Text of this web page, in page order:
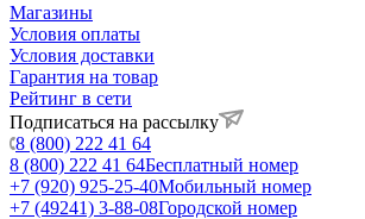
Магазины
Условия оплаты
Условия доставки
Гарантия на товар
Рейтинг в сети
Подписаться на рассылку
8 (800) 222 41 64
8 (800) 222 41 64Бесплатный номер
+7 (920) 925-25-40Мобильный номер
+7 (49241) 3-88-08Городской номер